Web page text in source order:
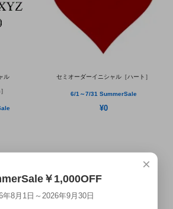
ル セミオーダーイニシャル［ハート］
6/1～7/31 SummerSale
¥0
×
￥1,000OFF
年8月1日～2026年9月30日